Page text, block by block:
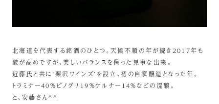
北海道を代表する銘酒のひとつ。天候不順の年が続き2017年も
酸が高めですが、美しいバランスを保った見事な出来。
近藤氏と共に‘栗沢ワインズ’を設立、初の自家醸造となった年。
トラミナー40％ピノグリ19％ケルナー14％などの混醸。
と、安藤さん^^